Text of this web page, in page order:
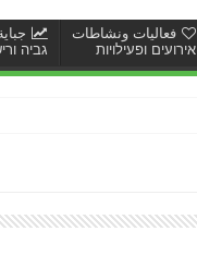
فعاليات ونشاطات
אירועים ופעילויות
גביה